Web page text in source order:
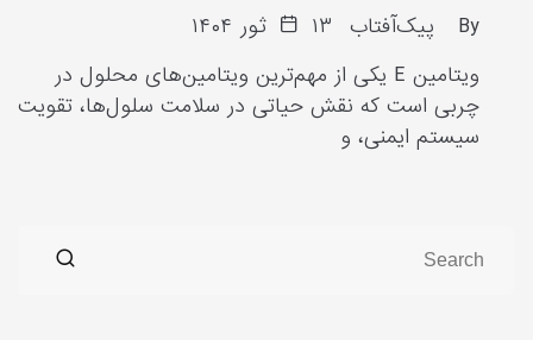
By پیک‌آفتاب
۱۳ ثور ۱۴۰۴
ویتامین E یکی از مهم‌ترین ویتامین‌های محلول در
چربی است که نقش حیاتی در سلامت سلول‌ها، تقویت
سیستم ایمنی، و